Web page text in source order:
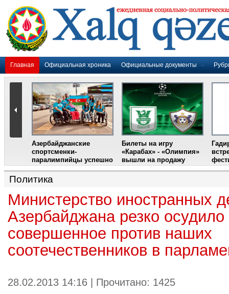
Главная Официальная хроника Официальные документы
Азербайджанские
спортсменки-
паралимпийцы успешно
выступили на III
Международном
фестивале парашютного
Билеты на игру
«Карабах» - «Олимпия»
вышли на продажу
Политика
Министерство иностранных
Азербайджана резко
совершенное против наших
соотечественников в
28.02.2013 14:16 | Прочитано: 1425